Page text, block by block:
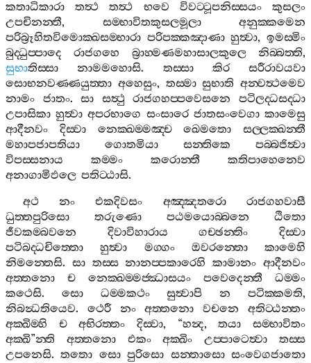
කතාධිකාරා
තත්‍ථ තත්‍ථ භවෙ විවට‍්ටූපනිස‍්සයං
කුසලං
උපචිනන‍්තී, සම‍්භාවිතකුසලමූලා
අනුක‍්කමෙන
පරිබ්‍රූහිතවිමොක‍්ඛසම‍්භාරා පරිපක‍්කඤාණා හුත්‍වා,ඉමස‍්මිං
බුද‍්ධුප‍්පාදෙ
රාජගහෙ බ්‍රාහ‍්මණමහාසාලකුලෙ නිබ‍්බත‍්ති,
සුභාතිස‍්සා නාමමහොසි. තස‍්සා කිර
සරීරාවයවා
සොභනවණ‍්ණයුත‍්තා අහෙසුං, තස‍්මා සුභාති අන‍්වත්‍ථමෙව
නාමං
ජාතං.සා සත්‍ථු රාජගහප‍්පවෙසනෙ
පටිලද‍්ධසද‍්ධා
උපාසිකා හුත්‍වා අපරභාගෙ සංසාරෙ ජාතසංවෙගා කාමෙසු
ආදීනවං
දිස‍්වා නෙක‍්ඛම‍්මඤ‍්ච ඛෙමතො
සල‍්ලක‍්ඛන‍්තී
මහාපජාපතියා
ගොතමියා සන‍්තිකෙ
පබ‍්බජිත්‍වා
විපස‍්සනාය
කම‍්මං කරොන‍්තී
කතිපාහෙනෙව
අනාගාමිඵලෙ පතිට‍්ඨාසි.
අථ
නං එකදිවසං අඤ‍්ඤතරො
රාජගහවාසී
ධුත‍්තපුරිසො
තරුණො පඨමයොබ‍්බනෙ
ඨිතො
ජීවකම‍්බවනෙ
දිවාවිහාරාය ගච‍්ඡන‍්තිං
දිස‍්වා
පටිබද‍්ධචිත‍්තො
හුත්‍වා මග‍්ගං ඔවරන‍්තො
කාමෙහි
නිමන‍්තෙසි. සා තස‍්ස නානප‍්පකාරෙහි කාමානං ආදීනවං
අත‍්තනො
ච නෙක‍්ඛම‍්මජ‍්ඣාසයං පවෙදෙන‍්තී
ධම‍්මං
කථෙසි. සො ධම‍්මකථං සුත්‍වාපි න පටික‍්කමති,
නිබන්‍ධතියෙව. ථෙරී නං අත‍්තනො වචනෙ
අතිට‍්ඨන‍්තං
අක‍්ඛිම‍්හි
ච අභිරත‍්තං දිස‍්වා, “හන්‍ද,තයා
සම‍්භාවිතං
අක‍්ඛි”න‍්ති අත‍්තනො එකං අක‍්ඛිං උප‍්පාටෙත්‍වා
තස‍්ස
උපනෙසි.තතො සො පුරිසො සන‍්තාසො සංවෙගජාතො